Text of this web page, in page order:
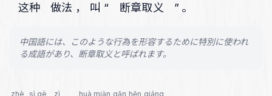
这种 做法 ， 叫 “ 断章取义 ” 。
中国語には、このような行為を形容するために特別に使われ
る成語があり、断章取义と呼ばれます。
zhè sì gè zì huà miàn gǎn hěn qiáng